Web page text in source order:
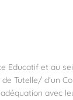
Educatif et au
Tutelle/ d’un
avec